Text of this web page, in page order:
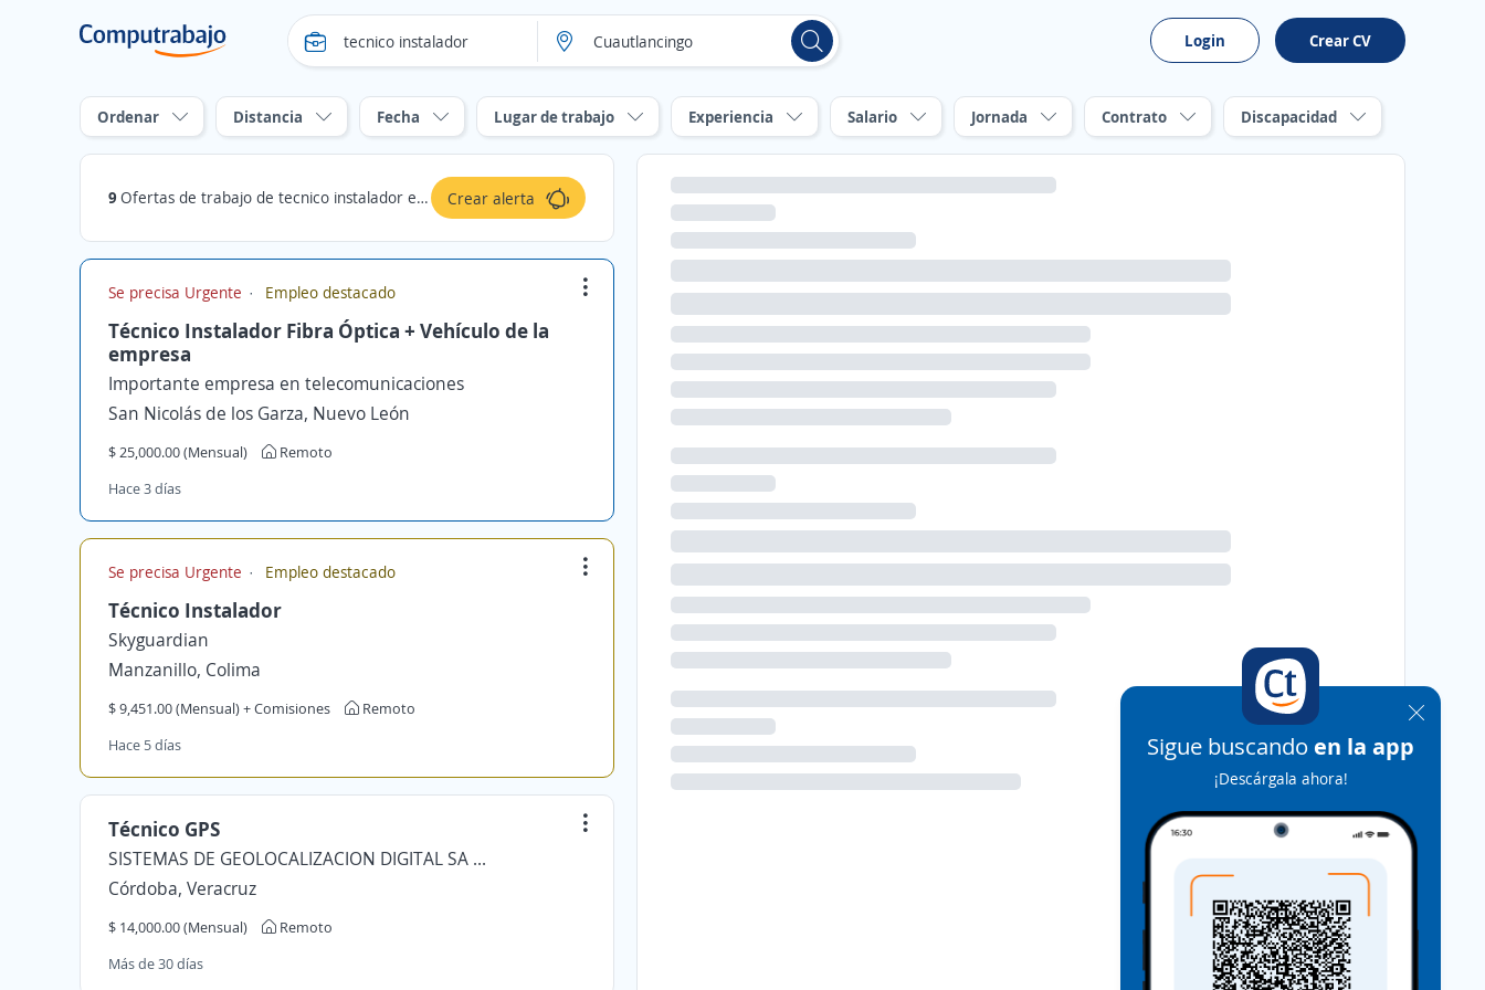
Login Crear CV
Ordenar Distancia Fecha Lugar de trabajo Experiencia Salario Jornada Contrato Discapacidad
9 Ofertas de trabajo de tecnico instalador en Cuautlancingo, Puebla Crear alerta
Se precisa Urgente Empleo destacado
Técnico Instalador Fibra Óptica + Vehículo de la
empresa
Importante empresa en telecomunicaciones
San Nicolás de los Garza, Nuevo León
$ 25,000.00 (Mensual)
Remoto
Hace 3 días
Se precisa Urgente Empleo destacado
Técnico Instalador
Skyguardian
Manzanillo, Colima
$ 9,451.00 (Mensual) + Comisiones
Remoto
Hace 5 días
Técnico GPS
SISTEMAS DE GEOLOCALIZACION DIGITAL SA DE CV
Córdoba, Veracruz
$ 14,000.00 (Mensual)
Remoto
Más de 30 días
Sigue buscando en la app
¡Descárgala ahora!